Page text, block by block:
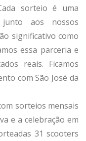
sorteio é uma
aos nossos
significativo como
essa parceria e
reais. Ficamos
com São José da
sorteios mensais
e a celebração em
31 scooters